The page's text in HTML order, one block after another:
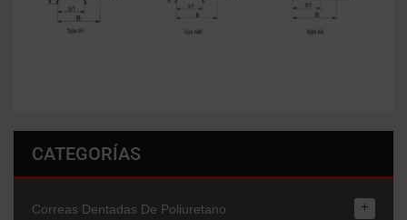
CATEGORÍAS
Correas Dentadas De Poliuretano +